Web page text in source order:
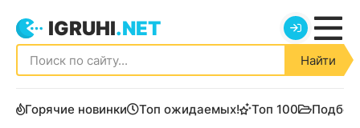
IGRUHI.NET
Найти
Горячие новинки Топ ожидаемых! Топ 100